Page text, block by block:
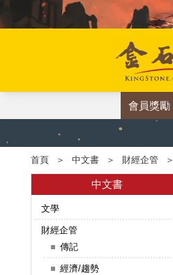
會員獎勵
首頁 ＞ 中文書 ＞ 財經企管 ＞
中文書
文學
財經企管
傳記
經濟/趨勢